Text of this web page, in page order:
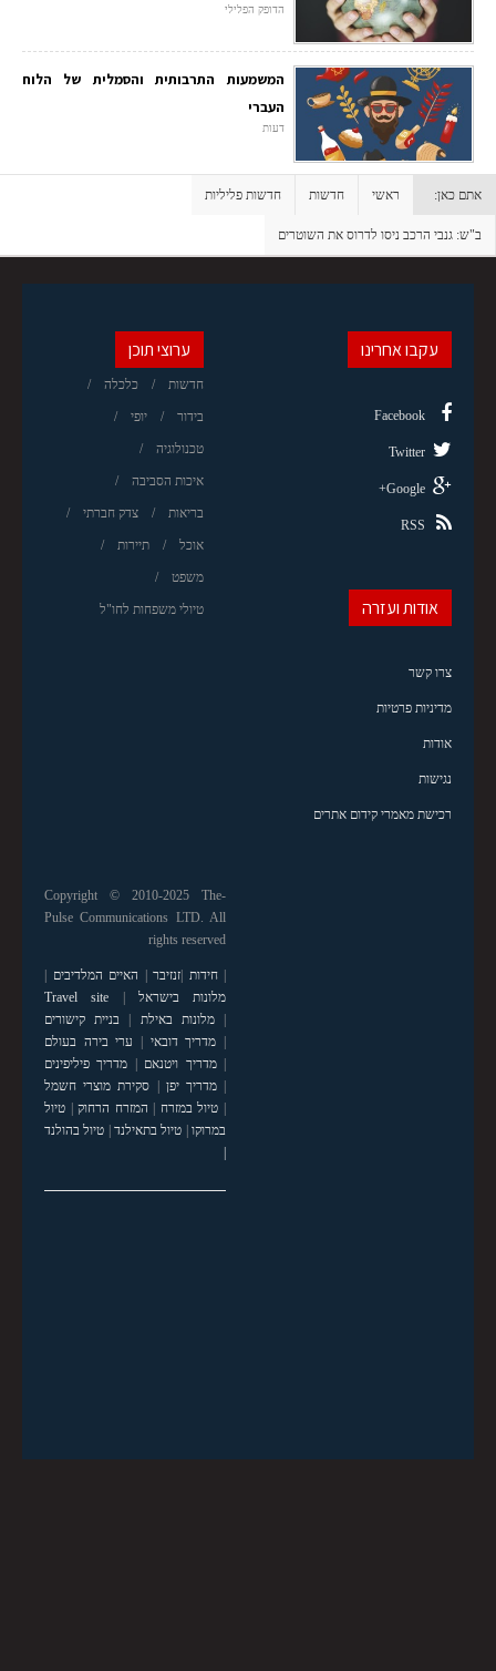
הדופק הפלילי
המשמעות התרבותית והסמלית של הלוח
העברי
דעות
אתם כאן: ראשי חדשות חדשות פליליות
ב"ש: גנבי הרכב ניסו לדרוס את השוטרים
ערוצי תוכן
חדשות כלכלה
בידור יופי
טכנולוגיה
איכות הסביבה
בריאות צדק חברתי
אוכל תיירות
משפט
טיולי משפחות לחו"ל
עקבו אחרינו
Facebook
Twitter
Google+
RSS
אודות ועזרה
צרו קשר
מדיניות פרטיות
אודות
נגישות
רכישת מאמרי קידום אתרים
Copyright © 2010-2025 The-
Pulse Communications LTD. All
rights reserved
|חידות |זנזיבר | האיים המלדיבים |
מלונות בישראל |
Travel site
|מלונות באילת | בניית קישורים
| מדריך דובאי | ערי בירה בעולם
|מדריך ויטנאם | מדריך פיליפינים
|מדריך יפן | סקירת מוצרי חשמל
| טיול במזרח | המזרח הרחוק| טיול
במרוקו| טיול בתאילנד| טיול בהולנד
|